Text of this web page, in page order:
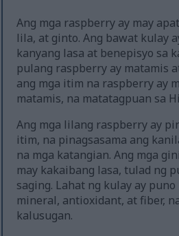
Ang mga raspberry ay may
lila, at ginto. Ang bawat kulay
kanyang lasa at benepisyo sa
pulang raspberry ay matamis
ang mga itim na raspberry ay
matamis, na matatagpuan sa
Ang mga lilang raspberry ay
itim, na pinagsasama ang
na mga katangian. Ang mga
may kakaibang lasa, tulad ng
saging. Lahat ng kulay ay
mineral, antioxidant, at fiber,
kalusugan.